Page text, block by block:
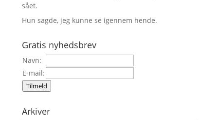
sået.
Hun sagde, jeg kunne se igennem hende.
Gratis nyhedsbrev
Navn:
E-mail:
Tilmeld
Arkiver